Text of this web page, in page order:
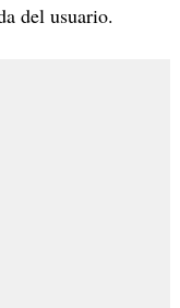
del usuario.